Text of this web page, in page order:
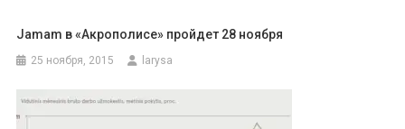
Jamam в «Акрополисе» пройдет 28 ноября
25 ноября, 2015 larysa